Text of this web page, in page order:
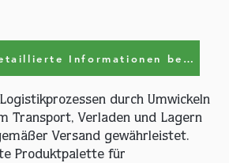
Für detaillierte Informationen besuchen Sie bitte paletsarma.com.
durch Umwickeln
Transport, Verladen und Lagern
Versand gewährleistet.
Produktpalette für